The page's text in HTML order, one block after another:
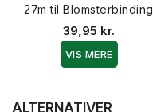
27m til Blomsterbinding
39,95 kr.
VIS MERE
ALTERNATIVER